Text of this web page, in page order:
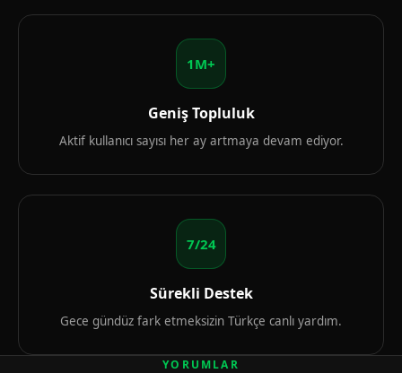
1M+
Geniş Topluluk
Aktif kullanıcı sayısı her ay artmaya devam ediyor.
7/24
Sürekli Destek
Gece gündüz fark etmeksizin Türkçe canlı yardım.
YORUMLAR